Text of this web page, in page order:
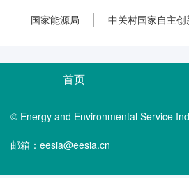
国家能源局 中关村国家自主
首页
© Energy and Environmental Service
邮箱：eesia@eesia.cn